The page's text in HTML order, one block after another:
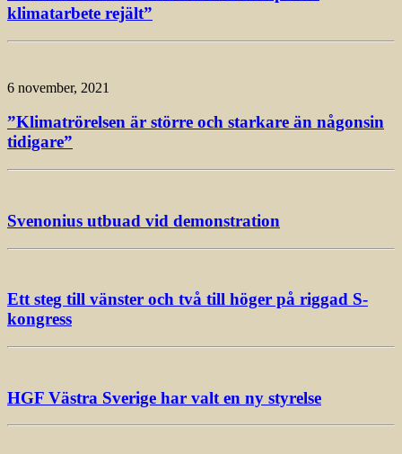
klimatarbete rejält”
6 november, 2021
”Klimatrörelsen är större och starkare än någonsin
tidigare”
Svenonius utbuad vid demonstration
Ett steg till vänster och två till höger på riggad S-
kongress
HGF Västra Sverige har valt en ny styrelse